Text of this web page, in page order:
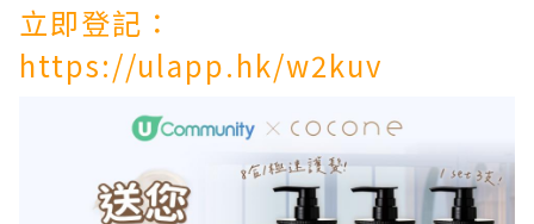
立即登記：
https://ulapp.hk/w2kuv